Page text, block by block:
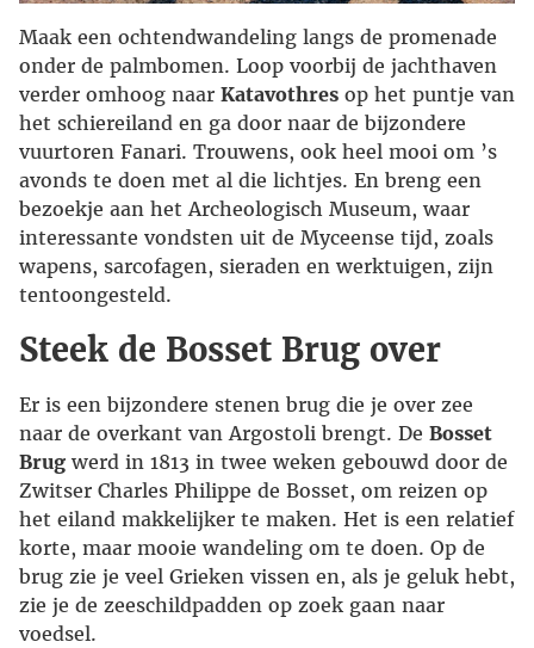
Maak een ochtendwandeling langs de promenade
onder de palmbomen. Loop voorbij de jachthaven
verder omhoog naar Katavothres op het puntje van
het schiereiland en ga door naar de bijzondere
vuurtoren Fanari. Trouwens, ook heel mooi om ’s
avonds te doen met al die lichtjes. En breng een
bezoekje aan het Archeologisch Museum, waar
interessante vondsten uit de Myceense tijd, zoals
wapens, sarcofagen, sieraden en werktuigen, zijn
tentoongesteld.
Steek de Bosset Brug over
Er is een bijzondere stenen brug die je over zee
naar de overkant van Argostoli brengt. De Bosset
Brug werd in 1813 in twee weken gebouwd door de
Zwitser Charles Philippe de Bosset, om reizen op
het eiland makkelijker te maken. Het is een relatief
korte, maar mooie wandeling om te doen. Op de
brug zie je veel Grieken vissen en, als je geluk hebt,
zie je de zeeschildpadden op zoek gaan naar
voedsel.